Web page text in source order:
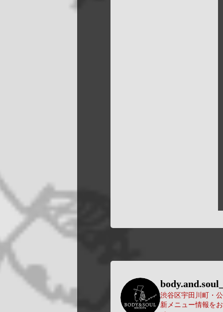
渋谷区宇田川町・
新メニュー情報を